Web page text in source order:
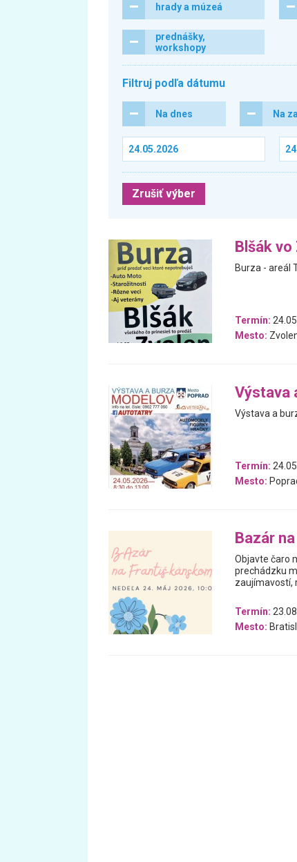
hrady a múzeá
prednášky,
workshopy
Filtruj podľa dátumu
Na dnes Na
Zrušiť výber
Blšák vo
Burza - areál
Termín:
Mesto:
Výstava
Výstava a
Termín:
Mesto:
Bazár
Objavte čaro
prechádzku
zaujímavostí,
Termín:
Mesto: